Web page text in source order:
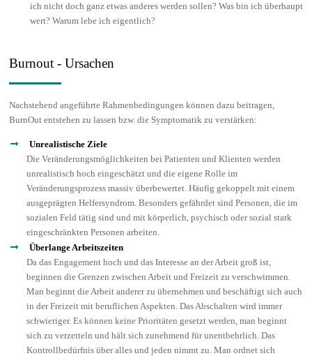
ich nicht doch ganz etwas anderes werden sollen? Was bin ich überhaupt
wert? Warum lebe ich eigentlich?
Burnout - Ursachen
Nachstehend angeführte Rahmenbedingungen können dazu beitragen,
BurnOut entstehen zu lassen bzw. die Symptomatik zu verstärken:
Unrealistische Ziele
Die Veränderungsmöglichkeiten bei Patienten und Klienten werden
unrealistisch hoch eingeschätzt und die eigene Rolle im
Veränderungsprozess massiv überbewertet. Häufig gekoppelt mit einem
ausgeprägten Helfersyndrom. Besonders gefährdet sind Personen, die im
sozialen Feld tätig sind und mit körperlich, psychisch oder sozial stark
eingeschränkten Personen arbeiten.
Überlange Arbeitszeiten
Da das Engagement hoch und das Interesse an der Arbeit groß ist,
beginnen die Grenzen zwischen Arbeit und Freizeit zu verschwimmen.
Man beginnt die Arbeit anderer zu übernehmen und beschäftigt sich auch
in der Freizeit mit beruflichen Aspekten. Das Abschalten wird immer
schwieriger. Es können keine Prioritäten gesetzt werden, man beginnt
sich zu verzetteln und hält sich zunehmend für unentbehrlich. Das
Kontrollbedürfnis über alles und jeden nimmt zu. Man ordnet sich